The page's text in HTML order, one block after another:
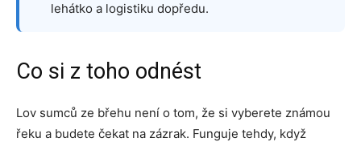
lehátko a logistiku dopředu.
Co si z toho odnést
Lov sumců ze břehu není o tom, že si vyberete známou
řeku a budete čekat na zázrak. Funguje tehdy, když